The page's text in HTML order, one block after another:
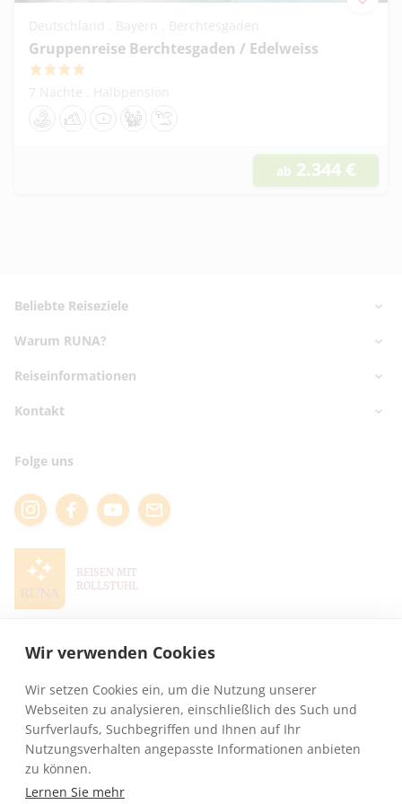
Wir verwenden Cookies
Wir setzen Cookies ein, um die Nutzung unserer
Webseiten zu analysieren, einschließlich des Such und
Surfverlaufs, Suchbegriffen und Ihnen auf Ihr
Nutzungsverhalten angepasste Informationen anbieten
zu können.
Lernen Sie mehr
Deutschland . Bayern . Berchtesgaden
Gruppenreise Berchtesgaden / Edelweiss
4
7 Nächte
Halbpension
Zentrale Lage
Ausflugsangebot
Ambulante Pflege
Geeignet für Gruppen
Strandnähe
ab 2.344 €
Footer navigation
Beliebte Reiseziele
Nord- & Ostsee
Kanaren
Balearen
Warum RUNA?
✅ Marktführer seit 2006
✅ 25.000 Reisende
✅ Hilfsmittel buchbar
Reiseinformationen
Reisekatalog bestellen
Reisehinweise
Fragen & Antworten
Kontakt
Telefontermin buchen
Online Kataloge
Für Reisebüros
Presse
Folge uns
REISEN MIT
ROLLSTUHL
RUNA REISEN GmbH · Woerdener Str. 5a · 33803 Steinhagen ·
reisen.de · Reisen mit Rollstuhl weltweit